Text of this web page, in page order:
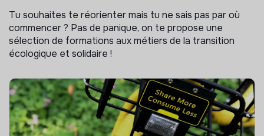
Tu souhaites te réorienter mais tu ne sais pas par où
commencer ? Pas de panique, on te propose une
sélection de formations aux métiers de la transition
écologique et solidaire !